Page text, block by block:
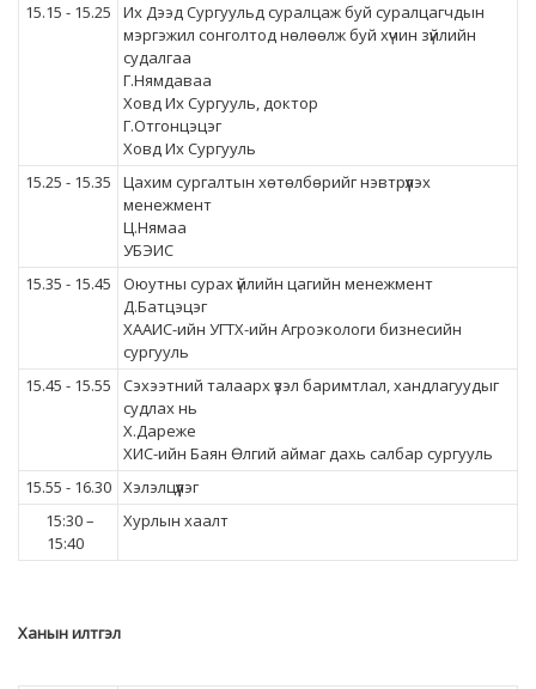
15.15 - 15.25
Их Дээд Сургуульд суралцаж буй суралцагчдын
мэргэжил сонголтод нөлөөлж буй хүчин зүйлийн
судалгаа
Г.Нямдаваа
Ховд Их Сургууль, доктор
Г.Отгонцэцэг
Ховд Их Сургууль
15.25 - 15.35
Цахим сургалтын хөтөлбөрийг нэвтрүүлэх
менежмент
Ц.Нямаа
УБЭИС
15.35 - 15.45
Оюутны сурах үйлийн цагийн менежмент
Д.Батцэцэг
ХААИС-ийн УГТХ-ийн Агроэкологи бизнесийн
сургууль
15.45 - 15.55
Сэхээтний талаарх үзэл баримтлал, хандлагуудыг
судлах нь
Х.Дареже
ХИС-ийн Баян Өлгий аймаг дахь салбар сургууль
15.55 - 16.30 Хэлэлцүүлэг
15:30 –
15:40
Хурлын хаалт
Ханын илтгэл